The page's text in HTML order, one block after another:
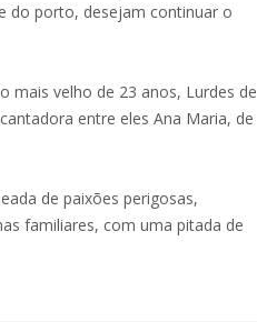
do porto, desejam continuar o
mais velho de 23 anos, Lurdes de
entre eles Ana Maria, de
de paixões perigosas,
familiares, com uma pitada de